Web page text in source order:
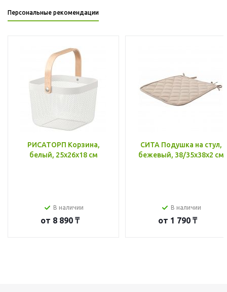
Персональные рекомендации
РИСАТОРП Корзина,
белый, 25x26x18 см
В наличии
от 8 890 ₸
СИТА Подушка на стул,
бежевый, 38/35x38x2 см
В наличии
от 1 790 ₸